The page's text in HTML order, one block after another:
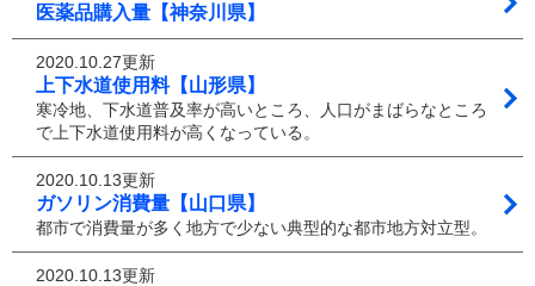
医薬品購入量【神奈川県】
2020.10.27更新
上下水道使用料【山形県】
寒冷地、下水道普及率が高いところ、人口がまばらなところ
で上下水道使用料が高くなっている。
2020.10.13更新
ガソリン消費量【山口県】
都市で消費量が多く地方で少ない典型的な都市地方対立型。
2020.10.13更新